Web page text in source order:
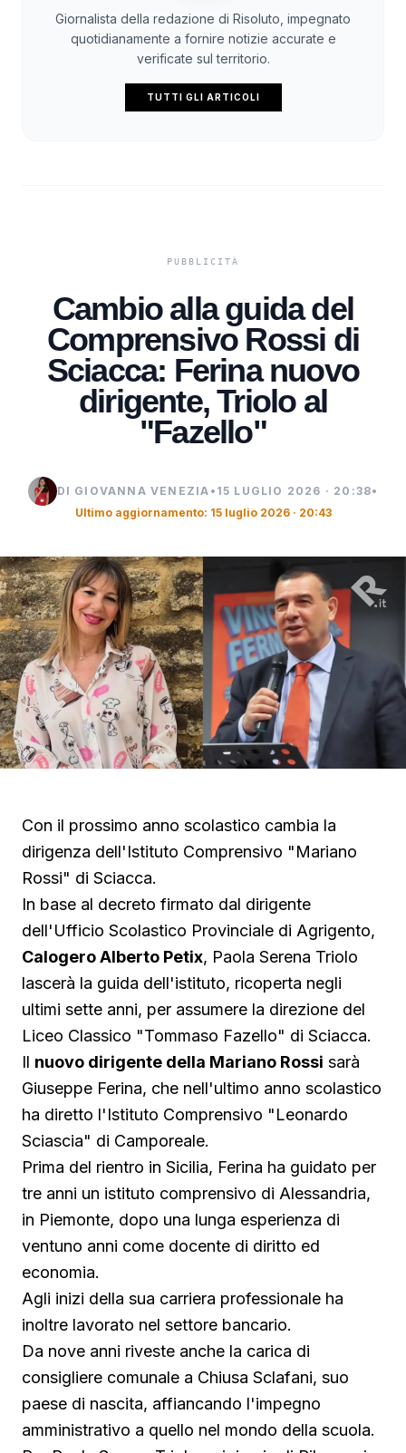
Giornalista della redazione di Risoluto, impegnato
quotidianamente a fornire notizie accurate e
verificate sul territorio.
TUTTI GLI ARTICOLI
Cambio alla guida del
Comprensivo Rossi di
Sciacca: Ferina nuovo
dirigente, Triolo al
"Fazello"
DI GIOVANNA VENEZIA • 15 LUGLIO 2026 · 20:38•
Ultimo aggiornamento: 15 luglio 2026 · 20:43
Con il prossimo anno scolastico cambia la
dirigenza dell'Istituto Comprensivo "Mariano
Rossi" di Sciacca.
In base al decreto firmato dal dirigente
dell'Ufficio Scolastico Provinciale di Agrigento,
Calogero Alberto Petix, Paola Serena Triolo
lascerà la guida dell'istituto, ricoperta negli
ultimi sette anni, per assumere la direzione del
Liceo Classico "Tommaso Fazello" di Sciacca.
Il nuovo dirigente della Mariano Rossi sarà
Giuseppe Ferina, che nell'ultimo anno scolastico
ha diretto l'Istituto Comprensivo "Leonardo
Sciascia" di Camporeale.
Prima del rientro in Sicilia, Ferina ha guidato per
tre anni un istituto comprensivo di Alessandria,
in Piemonte, dopo una lunga esperienza di
ventuno anni come docente di diritto ed
economia.
Agli inizi della sua carriera professionale ha
inoltre lavorato nel settore bancario.
Da nove anni riveste anche la carica di
consigliere comunale a Chiusa Sclafani, suo
paese di nascita, affiancando l'impegno
amministrativo a quello nel mondo della scuola.